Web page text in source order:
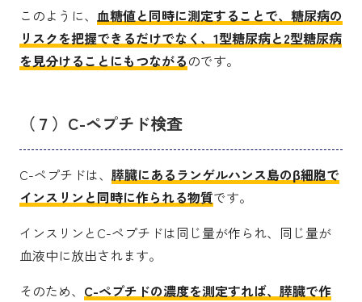
このように、 血糖値と同時に測定することで、糖尿病の
リスクを把握できるだけでなく、1型糖尿病と2型糖尿病
を見分けることにもつながるのです。
（７）C-ペプチド検査
C-ペプチドは、 膵臓にあるランゲルハンス島のβ細胞で
インスリンと同時に作られる物質です。
インスリンとC-ペプチドは同じ量が作られ、同じ量が
血液中に放出されます。
そのため、 C-ペプチドの濃度を測定すれば、膵臓で作